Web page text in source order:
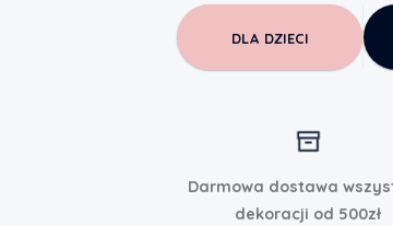
DLA DZIECI
Darmowa dostawa
dekoracji od 500zł